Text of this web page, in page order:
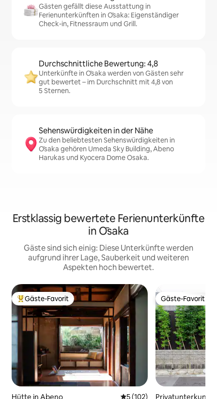
Gästen gefällt diese Ausstattung in
Ferienunterkünften in Ōsaka: Eigenständiger
Check-in, Fitnessraum und Grill.
Durchschnittliche Bewertung: 4,8
Unterkünfte in Ōsaka werden von Gästen sehr
gut bewertet – im Durchschnitt mit 4,8 von
5 Sternen.
Sehenswürdigkeiten in der Nähe
Zu den beliebtesten Sehenswürdigkeiten in
Ōsaka gehören Umeda Sky Building, Abeno
Harukas und Kyocera Dome Osaka.
Erstklassig bewertete Ferienunterkünfte
in Ōsaka
Gäste sind sich einig: Diese Unterkünfte werden
aufgrund ihrer Lage, Sauberkeit und weiteren
Aspekten hoch bewertet.
Beliebter Gäste-Favorit.
Gäste-Favorit
Hütte in Abeno Durchschnittliche
5 (102)
Gäste-Favorit
Gäste-Favorit
Privatunterkunft